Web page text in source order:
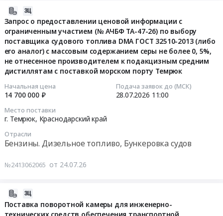
46-
Запрос о предоставлении ценовой информации с
ограниченным участием (№ АЧБФ ТА-47-26) по выбору
поставщика судового топлива DMA ГОСТ 32510-2013 (либо
его аналог) с массовым содержанием серы не более 0, 5%,
не отнесенное производителем к подакцизным средним
дистиллятам с поставкой морском порту Темрюк
Начальная цена
14 700 000 ₽
Подача заявок до (МСК)
28.07.2026 11:00
Место поставки
г. Темрюк, Краснодарский край
Отрасли
Бензины. Дизельное топливо, Бункеровка судов
№2413062065 от 24.07.26
Поставка поворотной камеры для инженерно-
технических средств обеспечения транспортной